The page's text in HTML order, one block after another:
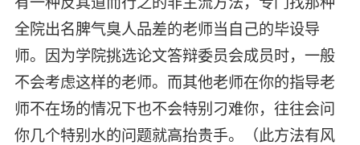
全院出名脾气臭人品差的老师当自己的毕设导
师。因为学院挑选论文答辩委员会成员时，一般
不会考虑这样的老师。而其他老师在你的指导老
师不在场的情况下也不会特别刁难你，往往会问
你几个特别水的问题就高抬贵手。（此方法有风